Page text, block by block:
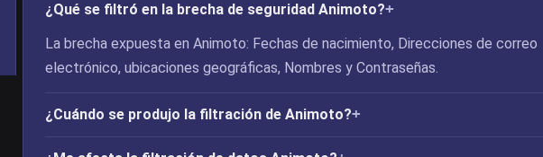
¿Qué se filtró en la brecha de seguridad Animoto?
La brecha expuesta en Animoto: Fechas de nacimiento, Direcciones de correo
electrónico, ubicaciones geográficas, Nombres y Contraseñas.
¿Cuándo se produjo la filtración de Animoto?